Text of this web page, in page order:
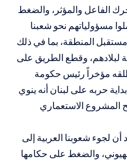
الفاعل والمؤثر، والضغط
مسؤولياتهم نحو شعبنا
المنطقة، بما في ذلك
لبلادهم، وقطع الطريق على
مؤخراً رئيس حكومة
حربه على لبنان أنه ينوي
المشروع الاستعماري
أن لجوء شعوبنا العربية إلى
والضغط على حكامها